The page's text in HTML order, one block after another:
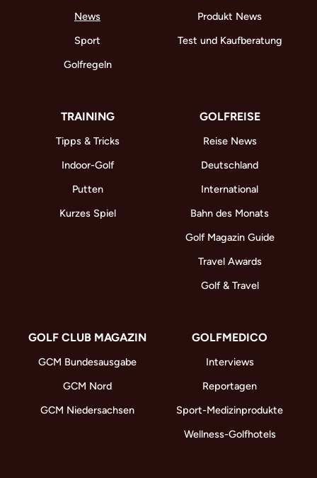
News
Sport
Golfregeln
Produkt News
Test und Kaufberatung
TRAINING
Tipps & Tricks
Indoor-Golf
Putten
Kurzes Spiel
GOLFREISE
Reise News
Deutschland
International
Bahn des Monats
Golf Magazin Guide
Travel Awards
Golf & Travel
GOLF CLUB MAGAZIN
GCM Bundesausgabe
GCM Nord
GCM Niedersachsen
GOLFMEDICO
Interviews
Reportagen
Sport-Medizinprodukte
Wellness-Golfhotels